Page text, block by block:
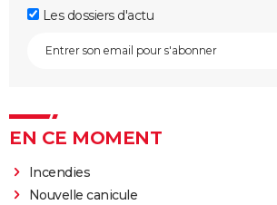
Les dossiers d'actu
EN CE MOMENT
Incendies
Nouvelle canicule